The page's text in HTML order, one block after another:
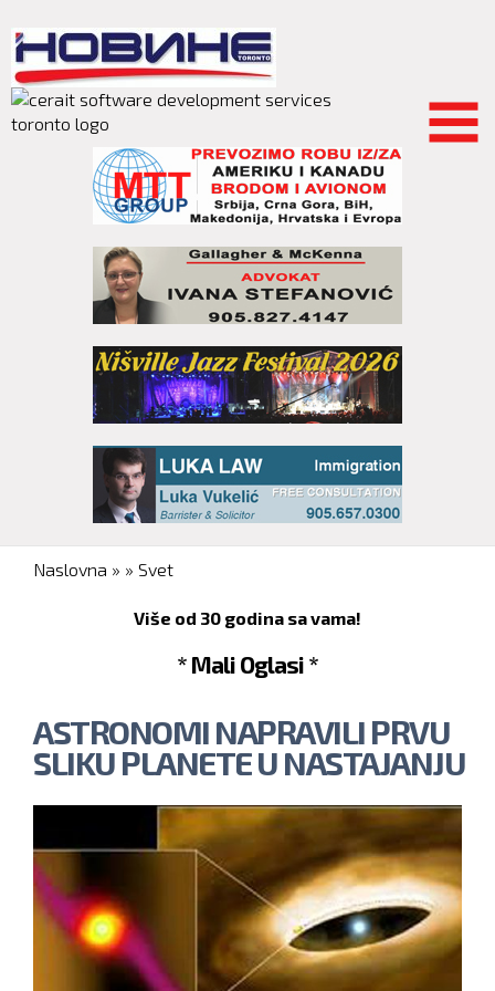
main
content
You are here
Naslovna » » Svet
Više od 30 godina sa vama!
* Mali Oglasi *
ASTRONOMI NAPRAVILI PRVU
SLIKU PLANETE U NASTAJANJU